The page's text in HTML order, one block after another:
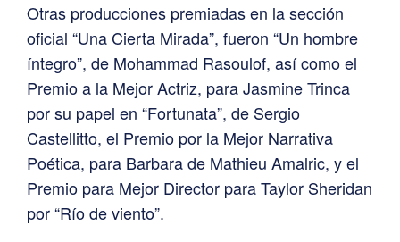
Otras producciones premiadas en la sección
oficial “Una Cierta Mirada”, fueron “Un hombre
íntegro”, de Mohammad Rasoulof, así como el
Premio a la Mejor Actriz, para Jasmine Trinca
por su papel en “Fortunata”, de Sergio
Castellitto, el Premio por la Mejor Narrativa
Poética, para Barbara de Mathieu Amalric, y el
Premio para Mejor Director para Taylor Sheridan
por “Río de viento”.